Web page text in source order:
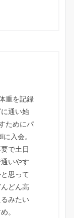
重を記録
通い始
ためにパ
入会。
で土日
いやす
思って
どん高
みたい
。